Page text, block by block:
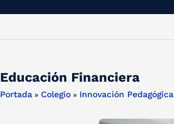
Educación Financiera
Portada » Colegio » Innovación Pedagógica